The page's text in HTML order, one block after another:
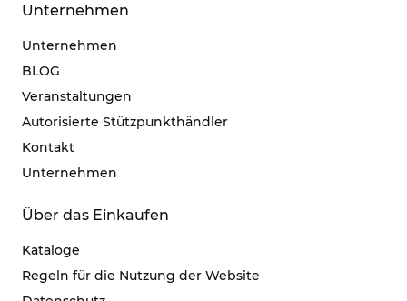
Unternehmen
Unternehmen
BLOG
Veranstaltungen
Autorisierte Stützpunkthändler
Kontakt
Unternehmen
Über das Einkaufen
Kataloge
Regeln für die Nutzung der Website